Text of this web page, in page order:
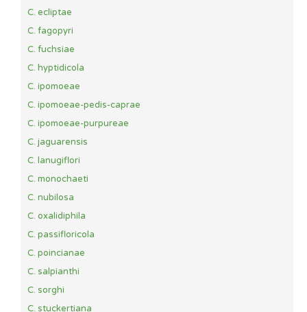
C. ecliptae
C. fagopyri
C. fuchsiae
C. hyptidicola
C. ipomoeae
C. ipomoeae-pedis-caprae
C. ipomoeae-purpureae
C. jaguarensis
C. lanugiflori
C. monochaeti
C. nubilosa
C. oxalidiphila
C. passifloricola
C. poincianae
C. salpianthi
C. sorghi
C. stuckertiana